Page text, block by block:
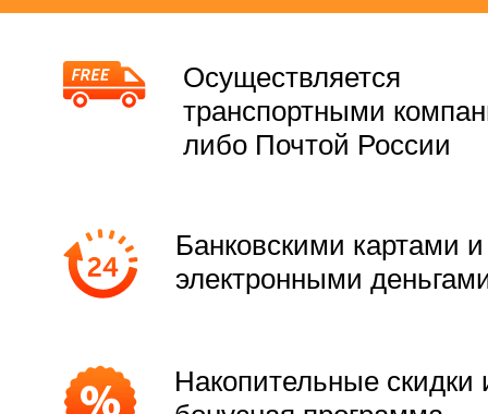
Осуществляется
транспортными
либо Почтой России
Банковскими картами и
электронными
Накопительные скидки